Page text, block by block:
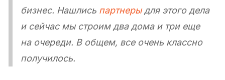
бизнес. Нашлись партнерыдля этого дела
и сейчас мы строим два дома и три еще
на очереди. В общем, все очень классно
получилось.